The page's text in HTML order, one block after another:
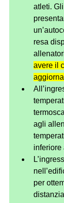
atleti.
resa
avere il
agli
inferiore
per